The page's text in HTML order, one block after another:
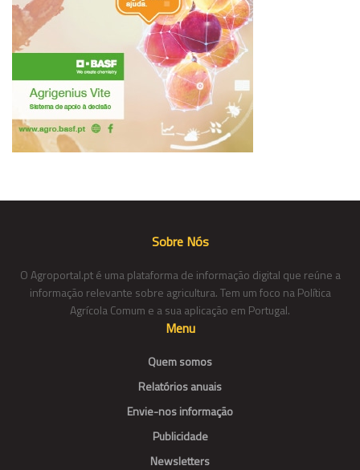
Sobre Nós
O Agroportal.pt é uma plataforma de informação digital que reúne a
informação relevante sobre agricultura. Tem um foco na Política
Agrícola Comum e a sua aplicação em Portugal.
Menu
Quem somos
Relatórios anuais
Envie-nos informação
Publicidade
Newsletters